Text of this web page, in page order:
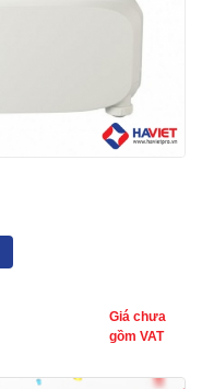
Giá chưa
gồm VAT